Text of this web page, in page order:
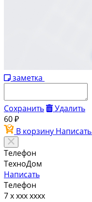
заметка
Сохранить
Удалить
60 ₽
В корзину Написать
Телефон
ТехноДом
Написать
Телефон
7 x xxx xxxx